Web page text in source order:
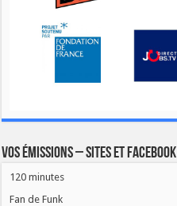
Vos émissions – Sites et Facebook
120 minutes
Fan de Funk